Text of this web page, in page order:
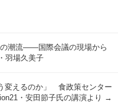
潮流――国際会議の現場から
羽場久美子
変えるのか」 食政策センター
・安田節子氏の講演より
→